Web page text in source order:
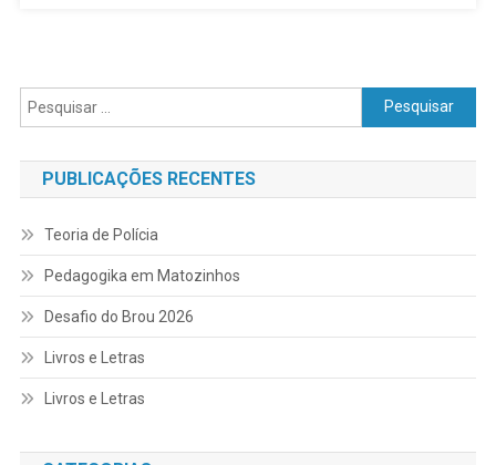
Pesquisar
por:
PUBLICAÇÕES RECENTES
Teoria de Polícia
Pedagogika em Matozinhos
Desafio do Brou 2026
Livros e Letras
Livros e Letras